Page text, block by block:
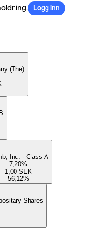
Logg inn
(The)
Inc. - Class A
7,20%
1,00 SEK
56,12%
Shares